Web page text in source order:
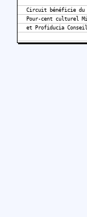
Circuit bénéficie du
Pour-cent culturel
et Profiducia